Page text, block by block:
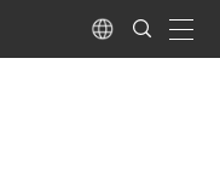
Language
Search
Submit